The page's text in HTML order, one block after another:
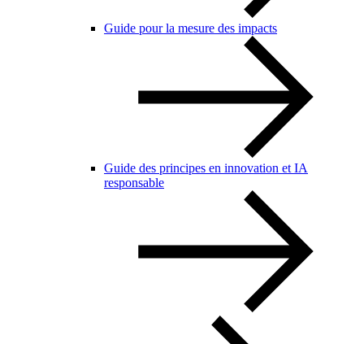
Guide pour la mesure des impacts
Guide des principes en innovation et IA
responsable